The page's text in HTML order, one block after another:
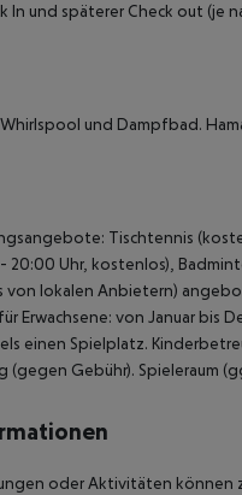
In und späterer Check out (je
Whirlspool und Dampfbad.
Tischtennis
20:00 Uhr, kostenlos),
von lokalen Anbietern)
Erwachsene: von Januar bis
einen Spielplatz.
(gegen Gebühr). Spieleraum
oder Aktivitäten können